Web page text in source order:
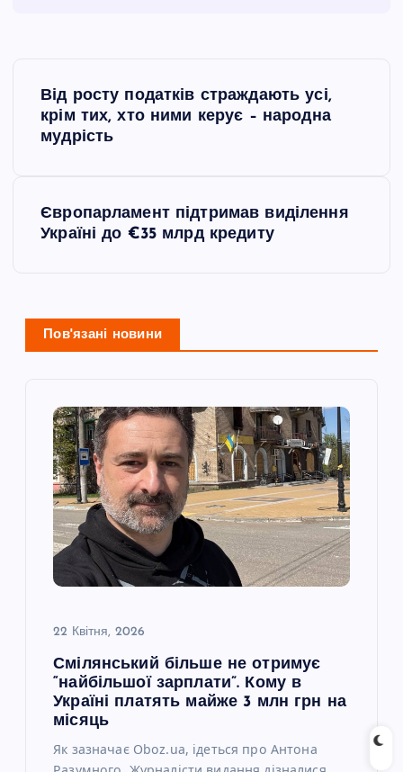
ц
Від росту податків страждають усі,
крім тих, хто ними керує – народна
мудрість
Європарламент підтримав виділення
Україні до €35 млрд кредиту
Пов'язані новини
22 Квітня, 2026
Смілянський більше не отримує
“найбільшої зарплати”. Кому в
Україні платять майже 3 млн грн на
місяць
Як зазначає Oboz.ua, ідеться про Антона